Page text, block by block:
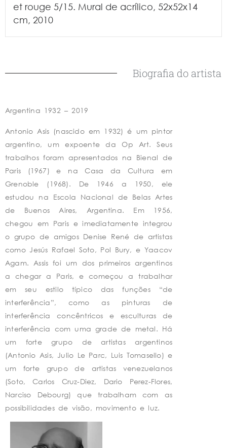
et rouge 5/15. Mural de acrílico, 52x52x14
cm, 2010
Biografia do artista
Argentina 1932 – 2019
Antonio Asis (nascido em 1932) é um pintor
argentino, um expoente da Op Art. Seus
trabalhos foram apresentados na Bienal de
Paris (1967) e na Casa da Cultura em
Grenoble (1968). De 1946 a 1950, ele
estudou na Escola Nacional de Belas Artes
de Buenos Aires, Argentina. Em 1956,
chegou em Paris e imediatamente integrou
o grupo de amigos Denise René de artistas
como Jesús Rafael Soto, Pol Bury, e Yaacov
Agam. Assis foi um dos primeiros argentinos
a chegar a Paris, e começou a trabalhar
em seu estilo típico das funções “de
interferência”, como as pinturas de
interferência concêntricos e esculturas de
interferência com uma grade de metal. Há
um forte grupo de artistas argentinos
(Antonio Asis, Julio Le Parc, Luis Tomasello) e
um forte grupo de artistas venezuelanos
(Soto, Carlos Cruz-Diez, Dario Perez-Flores,
Narciso Debourg) que trabalham com as
possibilidades de visão, movimento e luz.